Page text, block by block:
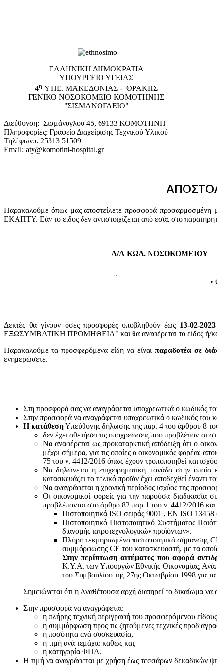
EΛΛΗΝΙΚΗ ΔΗΜΟΚΡΑΤΙΑ
ΥΠΟΥΡΓΕΙΟ ΥΓΕΙΑΣ
4η Υ.ΠΕ. ΜΑΚΕΔΟΝΙΑΣ - ΘΡΑΚΗΣ
ΓΕΝΙΚΟ NΟΣΟΚΟΜΕΙΟ ΚΟΜΟΤΗΝΗΣ
"ΣΙΣΜΑΝΟΓΛΕΙΟ"
Διεύθυνση: Σισμάνογλου 45, 69133 ΚΟΜΟΤΗΝΗ
Πληροφορίες: Γραφείο Διαχείρισης Τεχνικού Υλικού
Τηλέφωνο: 25313 51509
Email: aty@komotini-hospital.gr
Παρακαλούμε όπως μας αποστείλετε προσφορά προσαρμοσμένη
ΕΚΑΠΤΥ. Εάν το είδος δεν αντιστοιχίζεται από εσάς στο
Α/Α ΚΩΔ. ΝΟΣΟΚΟΜΕΙΟΥ
1
•
Δεκτές θα γίνουν όσες προσφορές υποβληθούν έως 13-02-
ΕΞΩΣΥΜΒΑΤΙΚΗ ΠΡΟΜΗΘΕΙΑ" και θα αναφέρεται το είδος ή/και
Παρακαλούμε τα προσφερόμενα είδη να είναι παραδοτέα σε
ενημερώσετε.
Στη προσφορά σας να αναγράφεται υποχρεωτικά ο κωδικός
Στην προσφορά να αναγράφεται υποχρεωτικά ο κωδικός του
Η κατάθεσηΥπεύθυνης δήλωσης της παρ. 4 του άρθρου 8
δεν έχει αθετήσει τις υποχρεώσεις που
Να αναφέρεται ως προκαταρκτική απόδειξη ότι ο
μέχρι σήμερα, για τις οποίες ο οικονομικός φορέας
75 του ν. 4412/2016 όπως έχουν τροποποιηθεί και
Να δηλώνεται η επιχειρηματική μονάδα στην οποία
κατασκευάζει το τελικό προϊόν έχει αποδεχθεί
Να αναγράφεται η χρονική περίοδος ισχύος της
Οι οικονομικοί φορείς για την παρούσα
προβλέπονται στο άρθρο 82 παρ.1 του ν. 4412/2016 και
Πιστοποιητικά ISO σειράς 9001 , ΕΝ ISO 13458
Πιστοποιητικό Πιστοποιητικό Συστήματος
διανομής ιατροτεχνολογικών προϊόντων».
Πλήρη τεκμηριωμένα πιστοποιητικά σήμανσης
συμμόρφωσης CE του κατασκευαστή, με τα
Στην περίπτωση αιτήματος που αφορά
Κ.Υ.Α. των Υπουργών Εθνικής Οικονομίας,
του Συμβουλίου της 27ης Οκτωβρίου 1998 για
Σημειώνεται ότι η Αναθέτουσα αρχή διατηρεί το δικαίωμα
Στην προσφορά να αναγράφεται:
η πλήρης τεχνική περιγραφή του προσφερόμενου
η συμμόρφωση προς τις ζητούμενες τεχνικές
η ποσότητα ανά συσκευασία,
η τιμή ανά τεμάχιο καθώς και,
η κατηγορία ΦΠΑ.
Η τιμή να αναγράφεται με χρήση έως τεσσάρων δεκαδικών